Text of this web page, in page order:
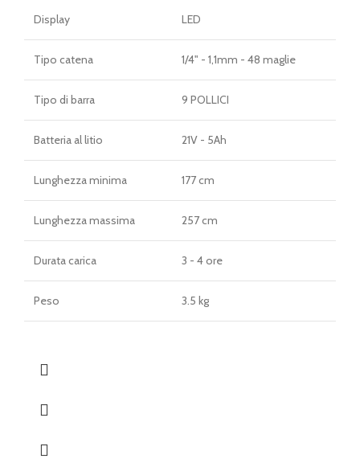
Display
LED
Tipo catena 1/4" - 1,1mm - 48 maglie
Tipo di barra 9 POLLICI
Batteria al litio 21V - 5Ah
Lunghezza minima 177 cm
Lunghezza massima 257 cm
Durata carica 3 - 4 ore
Peso 3.5 kg